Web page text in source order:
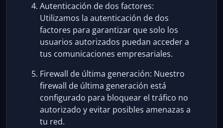
Autenticación de dos factores:
Utilizamos la autenticación de dos
factores para garantizar que solo los
usuarios autorizados puedan acceder a
tus comunicaciones empresariales.
Firewall de última generación: Nuestro
firewall de última generación está
configurado para bloquear el tráfico no
autorizado y evitar posibles amenazas a
tu red.